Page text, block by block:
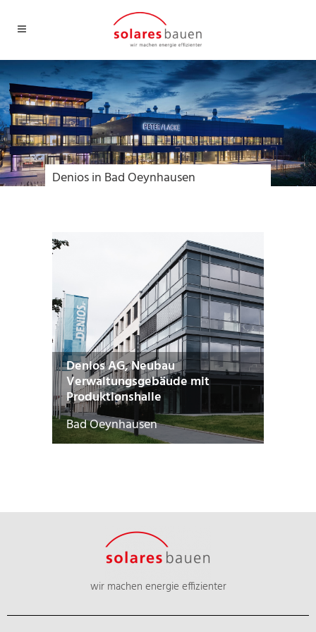
Denios in Bad Oeynhausen
Denios AG, Neubau
Verwaltungsgebäude mit
Produktionshalle
Bad Oeynhausen
wir machen energie effizienter